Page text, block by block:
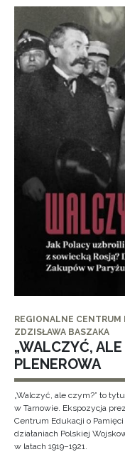
REGIONALNE CENTRUM
ZDZISŁAWA BASZAKA
„WALCZYĆ,
PLENEROWA
„Walczyć, ale czym?” to
w Tarnowie. Ekspozycja
Centrum Edukacji o
działaniach Polskiej
w latach 1919–1921.